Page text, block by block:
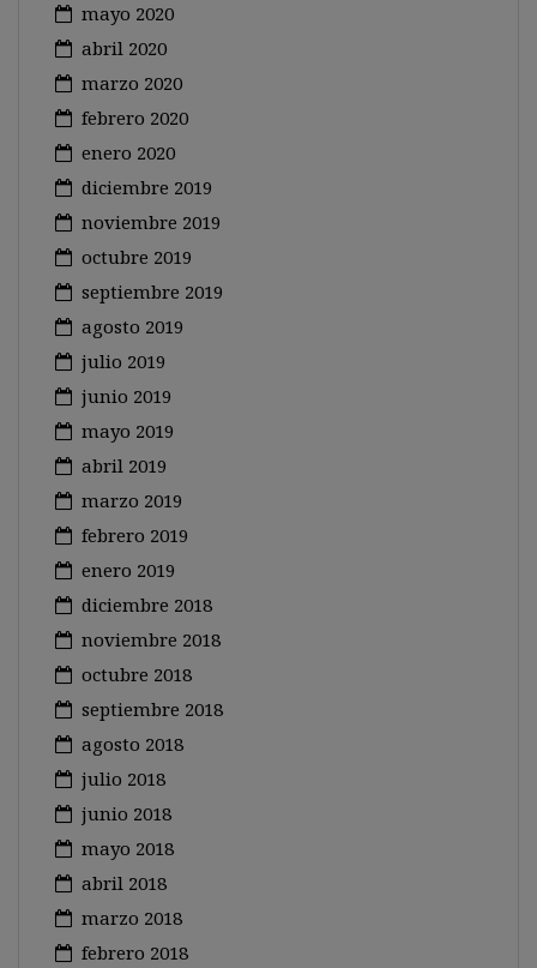
mayo 2020
abril 2020
marzo 2020
febrero 2020
enero 2020
diciembre 2019
noviembre 2019
octubre 2019
septiembre 2019
agosto 2019
julio 2019
junio 2019
mayo 2019
abril 2019
marzo 2019
febrero 2019
enero 2019
diciembre 2018
noviembre 2018
octubre 2018
septiembre 2018
agosto 2018
julio 2018
junio 2018
mayo 2018
abril 2018
marzo 2018
febrero 2018